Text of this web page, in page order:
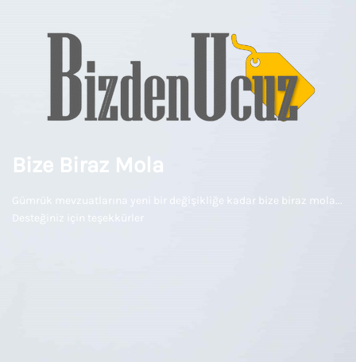
Bize Biraz Mola
Gümrük mevzuatlarına yeni bir değişikliğe kadar bize biraz mola...
Desteğiniz için teşekkürler